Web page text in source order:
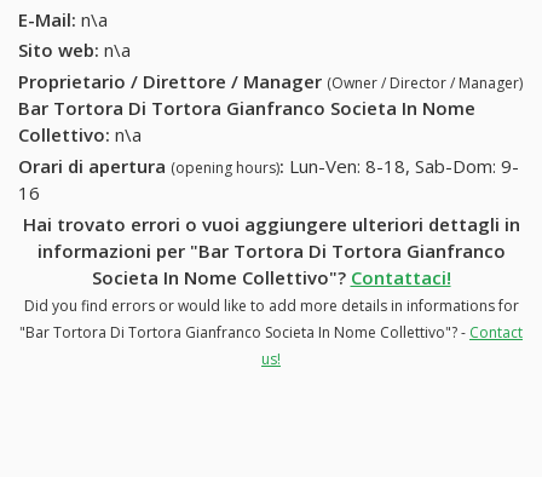
E-Mail: n\a
Sito web: n\a
Proprietario / Direttore / Manager (Owner / Director / Manager)
Bar Tortora Di Tortora Gianfranco Societa In Nome
Collettivo: n\a
Orari di apertura (opening hours): Lun-Ven: 8-18, Sab-Dom: 9-
16
Hai trovato errori o vuoi aggiungere ulteriori dettagli in
informazioni per "Bar Tortora Di Tortora Gianfranco
Societa In Nome Collettivo"? Contattaci!
Did you find errors or would like to add more details in informations for
"Bar Tortora Di Tortora Gianfranco Societa In Nome Collettivo"? - Contact
us!